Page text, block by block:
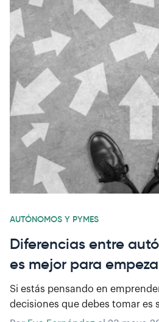
AUTÓNOMOS Y PYMES
Diferencias entre
es mejor para
Si estás pensando en
decisiones que debes tomar es